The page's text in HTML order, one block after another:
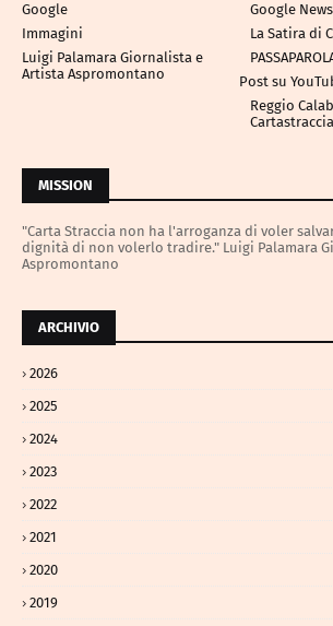
Google
Google News
Immagini
La Satira di
Luigi Palamara Giornalista e
Artista Aspromontano
Post su
Reggio
MISSION
"Carta Straccia non ha l'arroganza di voler
dignità di non volerlo tradire." Luigi Palamara
Aspromontano
ARCHIVIO
2026
2025
2024
2023
2022
2021
2020
2019